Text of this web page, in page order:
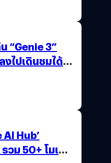
“Genie 3”
งไปเดินชมได้
Hub’
ม 50+ โมเดล